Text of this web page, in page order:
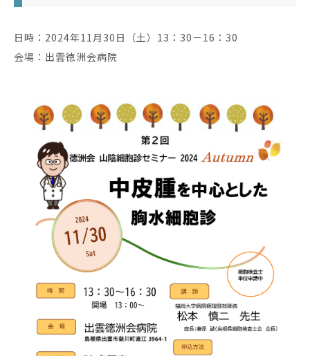
日時：2024年11月30日（土）13：30－16：30
会場：出雲徳洲会病院